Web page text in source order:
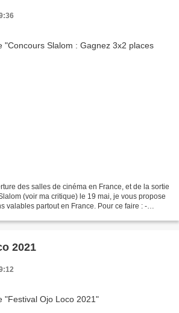
des salles de cinéma en France, et de la sortie
(voir ma critique) le 19 mai, je vous propose
valables partout en France. Pour ce faire : -
2021